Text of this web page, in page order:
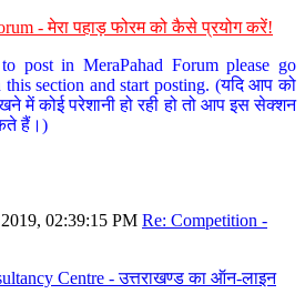
- मेरा पहाड़ फोरम को कैसे प्रयोग करें!
post in MeraPahad Forum please go
section and start posting. (यदि आप को
में कोई परेशानी हो रही हो तो आप इस सेक्शन
हैं।)
02:39:15 PM Re: Competition -
Centre - उत्तराखण्ड का ऑन-लाइन